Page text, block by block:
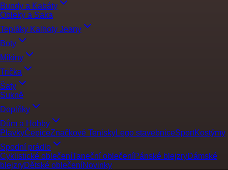
Bundy a Kabáty
Obleky a Saka
Tepláky Kalhoty Jeany
Boty
Mikiny
Trička
Šaty
Sukně
Doplňky
Dům a Hobby
PlavkyČepiceZnačkové TeniskyLego stavebniceSportKostýmy
Spodní prádlo
Cyklistické oblečeníTaneční oblečeníPánské blejzryDámské
blejzryDětské oblečeníNovinky